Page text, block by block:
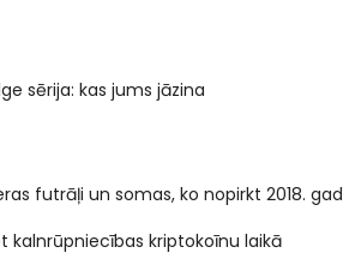
sērija: kas jums jāzina
futrāļi un somas, ko nopirkt 2018.
kalnrūpniecības kriptokoīnu laikā